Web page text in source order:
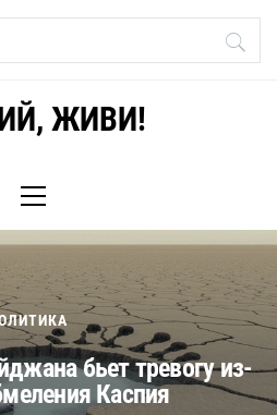
ЖИВИ!
Menu
бьет тревогу из-
Каспия